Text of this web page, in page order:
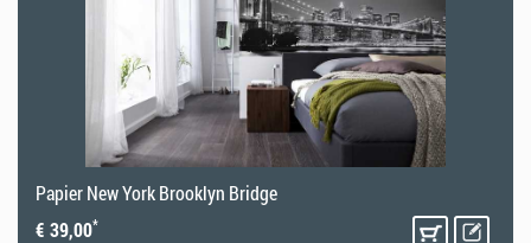
Papier New York Brooklyn Bridge
€ 39,00*